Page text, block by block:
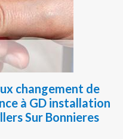
changement de
à GD installation
Sur Bonnieres